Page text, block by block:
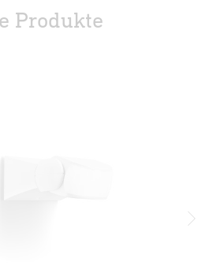
Produkte